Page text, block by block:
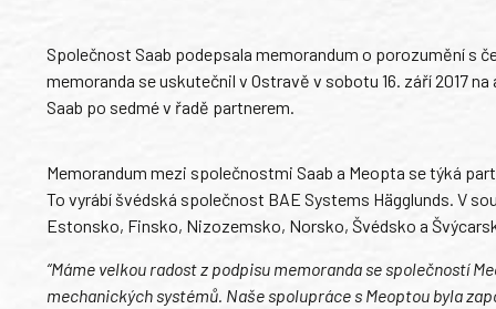
Společnost Saab podepsala memorandum o porozumění s
memoranda se uskutečnil v Ostravě v sobotu 16. září 2017
Saab po sedmé v řadě partnerem.
Memorandum mezi společnostmi Saab a Meopta se týká
To vyrábí švédská společnost BAE Systems Hägglunds. V
Estonsko, Finsko, Nizozemsko, Norsko, Švédsko a
“Máme velkou radost z podpisu memoranda se společností
mechanických systémů. Naše spolupráce s Meoptou byla